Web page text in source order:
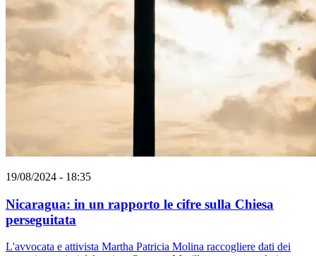
19/08/2024 - 18:35
Nicaragua: in un rapporto le cifre sulla Chiesa
perseguitata
L'avvocata e attivista Martha Patricia Molina raccogliere dati dei